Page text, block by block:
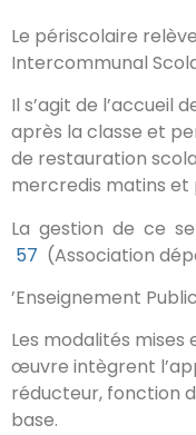
Le périscolaire
Intercommunal
Il s’agit de l’accueil
après la classe et
de restauration
mercredis matins
La gestion de ce
57 (Association
’Enseignement
Les modalités mises
œuvre intègrent
réducteur, fonction
base.